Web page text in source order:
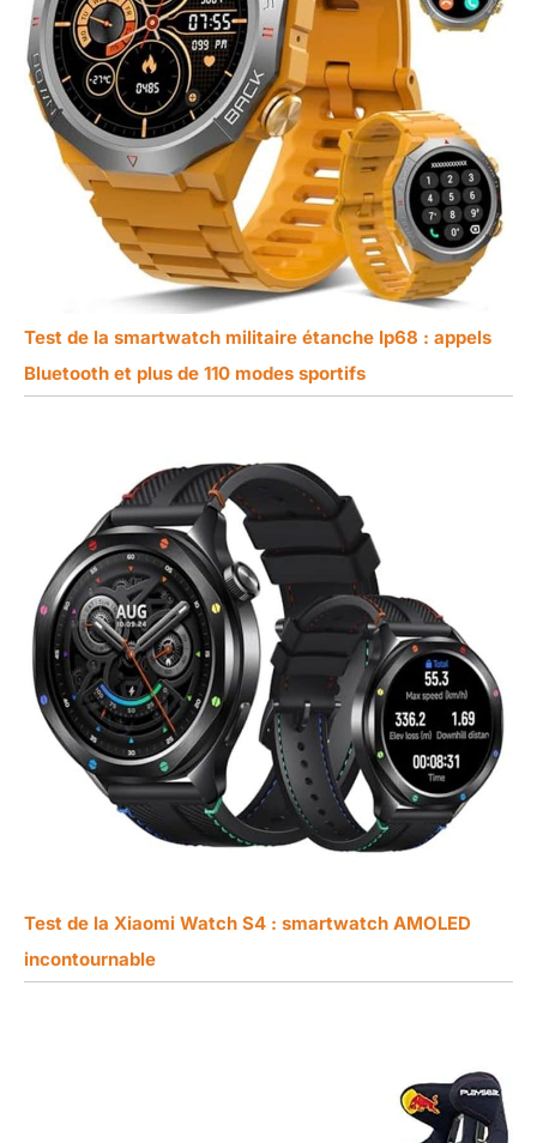
Test de la smartwatch militaire étanche Ip68 : appels
Bluetooth et plus de 110 modes sportifs
Test de la Xiaomi Watch S4 : smartwatch AMOLED
incontournable